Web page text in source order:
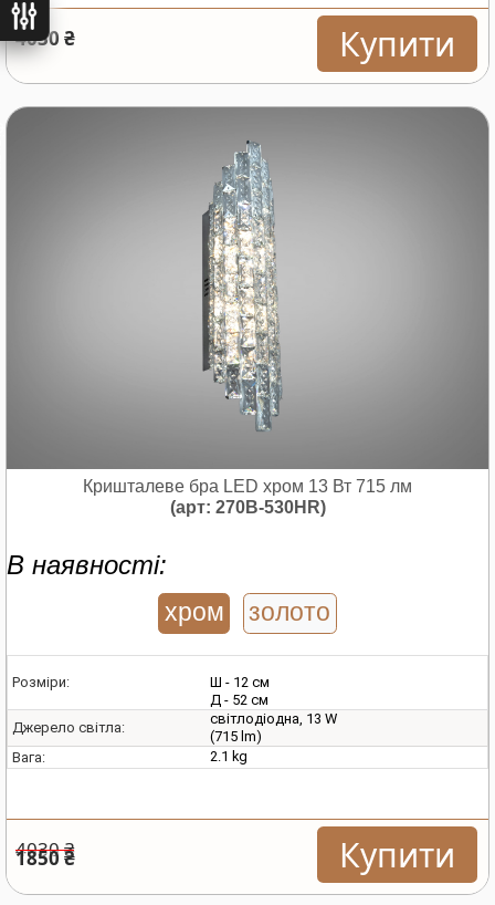
4030 ₴ Купити
Кришталеве бра LED хром 13 Вт 715 лм
(арт: 270B-530HR)
В наявності:
хром золото
Розміри:
Ш - 12 см
Д - 52 см
Джерело світла:
світлодіодна, 13 W
(715 lm)
Вага:
2.1 kg
4030 ₴
1850 ₴ Купити